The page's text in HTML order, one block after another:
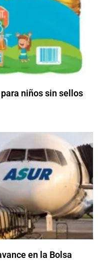
niños sin sellos
en la Bolsa